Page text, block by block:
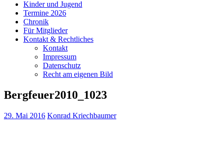
Kinder und Jugend
Termine 2026
Chronik
Für Mitglieder
Kontakt & Rechtliches
Kontakt
Impressum
Datenschutz
Recht am eigenen Bild
Bergfeuer2010_1023
29. Mai 2016 Konrad Kriechbaumer